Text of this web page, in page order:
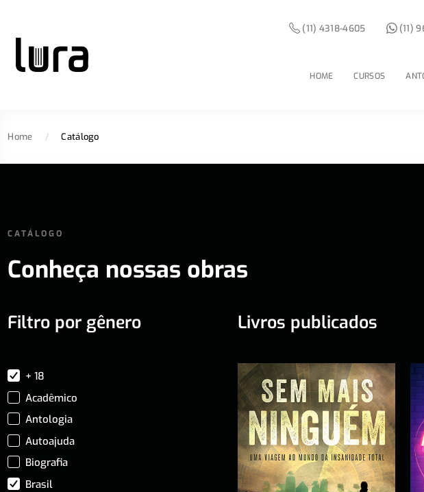
HOME CURSOS
(11) 4318-4605 (11)
Home / Catálogo
CATÁLOGO
Conheça nossas obras
Filtro por gênero
+ 18
Acadêmico
Antologia
Autoajuda
Biografia
Brasil
Livros publicados